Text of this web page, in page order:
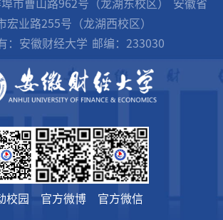
市曹山路962号（龙湖东校区）
安徽省
宏业路255号（龙湖西校区）
：安徽财经大学 邮编：233030
校园 官方微博 官方微信